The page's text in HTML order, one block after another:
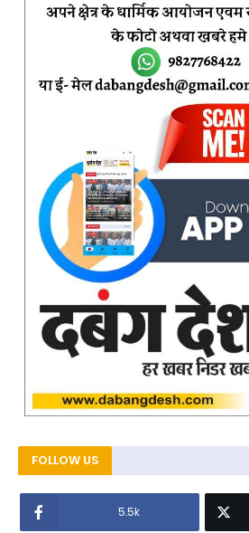
FOLLOW US
5.5k